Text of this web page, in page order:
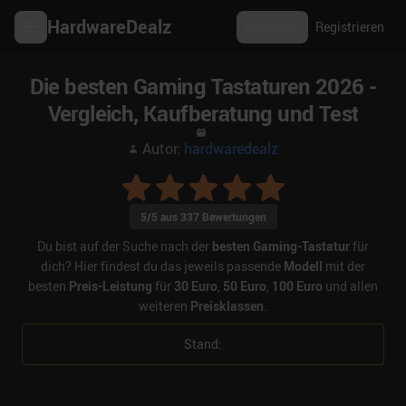
HardwareDealz Registrieren
Die besten Gaming Tastaturen 2026 -
Vergleich, Kaufberatung und Test
Autor: hardwaredealz
5/5 aus 337 Bewertungen
Du bist auf der Suche nach der besten Gaming-Tastaturfür
dich? Hier findest du das jeweils passende Modell mit der
besten Preis-Leistung für 30 Euro, 50 Euro, 100 Euro und allen
weiteren Preisklassen.
Stand: